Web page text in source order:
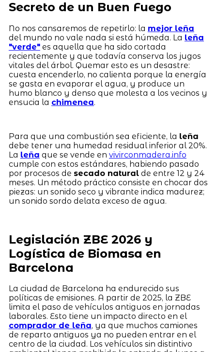
Secreto de un Buen Fuego
No nos cansaremos de repetirlo: la mejor leña
del mundo no vale nada si está húmeda. La leña
"verde"es aquella que ha sido cortada
recientemente y que todavía conserva los jugos
vitales del árbol. Quemar esto es un desastre:
cuesta encenderlo, no calienta porque la energía
se gasta en evaporar el agua, y produce un
humo blanco y denso que molesta a los vecinos y
ensucia la chimenea.
Para que una combustión sea eficiente, la leña
debe tener una humedad residual inferior al 20%.
La leña que se vende en vivirconmadera.info
cumple con estos estándares, habiendo pasado
por procesos de secado naturalde entre 12 y 24
meses. Un método práctico consiste en chocar dos
piezas: un sonido seco y vibrante indica madurez;
un sonido sordo delata exceso de agua.
Legislación ZBE 2026 y
Logística de Biomasa en
Barcelona
La ciudad de Barcelona ha endurecido sus
políticas de emisiones. A partir de 2025, la ZBE
limita el paso de vehículos antiguos en jornadas
laborales. Esto tiene un impacto directo en el
comprador de leña, ya que muchos camiones
de reparto antiguos ya no pueden entrar en el
centro de la ciudad. Los vehículos sin distintivo